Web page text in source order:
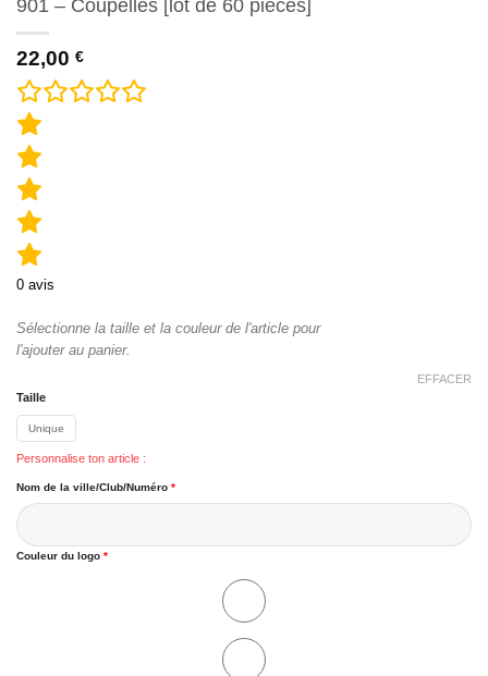
901 – Coupelles [lot de 60 pièces]
22,00 €
0 avis
Sélectionne la taille et la couleur de l'article pour
l'ajouter au panier.
Taille
Unique
EFFACER
Personnalise ton article :
Nom de la ville/Club/Numéro *
Couleur du logo *